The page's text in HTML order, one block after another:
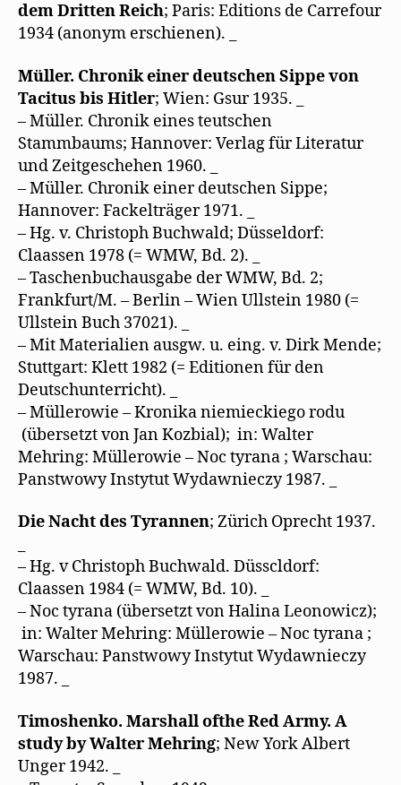
dem Dritten Reich; Paris: Editions de Carrefour
1934 (anonym erschienen). _
Müller. Chronik einer deutschen Sippe von
Tacitus bis Hitler; Wien: Gsur 1935. _
– Müller. Chronik eines teutschen
Stammbaums; Hannover: Verlag für Literatur
und Zeitgeschehen 1960. _
– Müller. Chronik einer deutschen Sippe;
Hannover: Fackelträger 1971. _
– Hg. v. Christoph Buchwald; Düsseldorf:
Claassen 1978 (= WMW, Bd. 2). _
– Taschenbuchausgabe der WMW, Bd. 2;
Frankfurt/M. – Berlin – Wien Ullstein 1980 (=
Ullstein Buch 37021). _
– Mit Materialien ausgw. u. eing. v. Dirk Mende;
Stuttgart: Klett 1982 (= Editionen für den
Deutschunterricht). _
– Müllerowie – Kronika niemieckiego rodu
(übersetzt von Jan Kozbial); in: Walter
Mehring: Müllerowie – Noc tyrana ; Warschau:
Panstwowy Instytut Wydawnieczy 1987. _
Die Nacht des Tyrannen; Zürich Oprecht 1937.
– Hg. v Christoph Buchwald. Düsscldorf:
Claassen 1984 (= WMW, Bd. 10). _
– Noc tyrana (übersetzt von Halina Leonowicz);
in: Walter Mehring: Müllerowie – Noc tyrana ;
Warschau: Panstwowy Instytut Wydawnieczy
1987. _
Timoshenko. Marshall ofthe Red Army. A
study by Walter Mehring; New York Albert
Unger 1942. _